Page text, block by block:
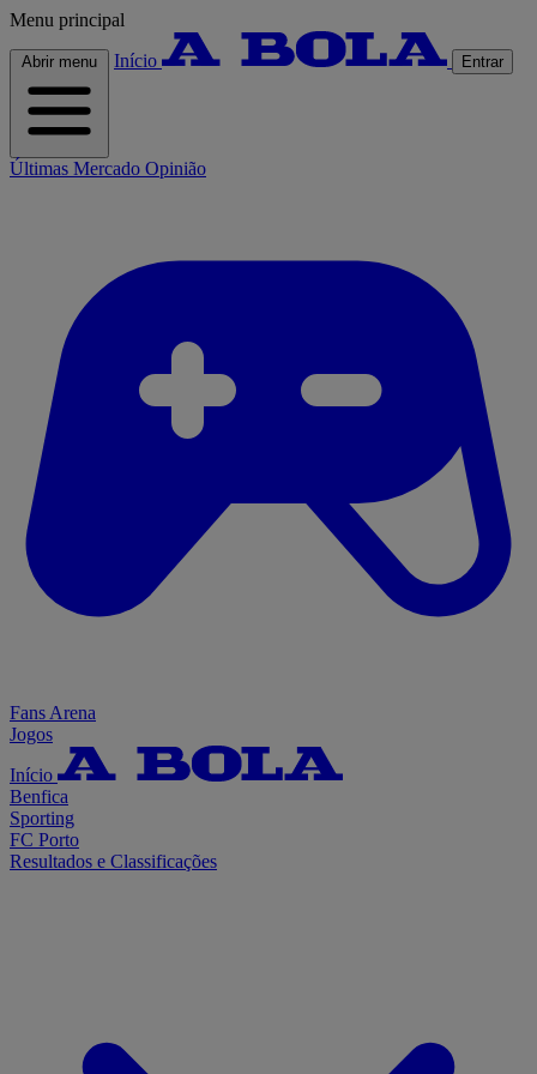
Menu principal
Abrir menu Início Entrar
Últimas Mercado Opinião
Fans Arena
Jogos
Início
Benfica
Sporting
FC Porto
Resultados e Classificações